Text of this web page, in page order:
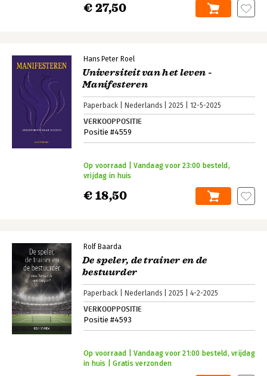
€ 27,50
Hans Peter Roel
Universiteit van het leven -
Manifesteren
Paperback Nederlands 2025 12-5-2025
VERKOOPPOSITIE
Positie #4559
€ 18,50
Op voorraad | Vandaag voor 23:00 besteld,
vrijdag in huis
Rolf Baarda
De speler, de trainer en de
bestuurder
Paperback Nederlands 2025 4-2-2025
VERKOOPPOSITIE
Positie #4593
Op voorraad | Vandaag voor 21:00 besteld, vrijdag
in huis | Gratis verzonden